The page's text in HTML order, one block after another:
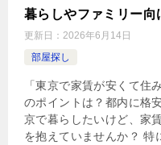
暮らしやファミリー
更新日： 2026年6月14日
部屋探し
「東京で家賃が安くて住
のポイントは？都内に格
京で暮らしたいけど、家
を抱えていませんか？ 特